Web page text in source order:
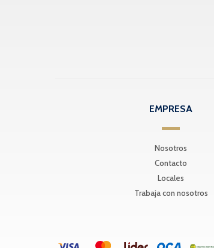
EMPRESA
Nosotros
Contacto
Locales
Trabaja con nosotros